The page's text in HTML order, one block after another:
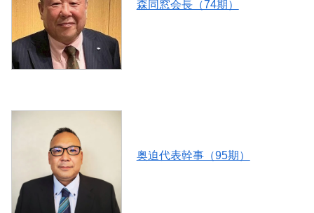
森同窓会長（74期）
奥迫代表幹事（95期）